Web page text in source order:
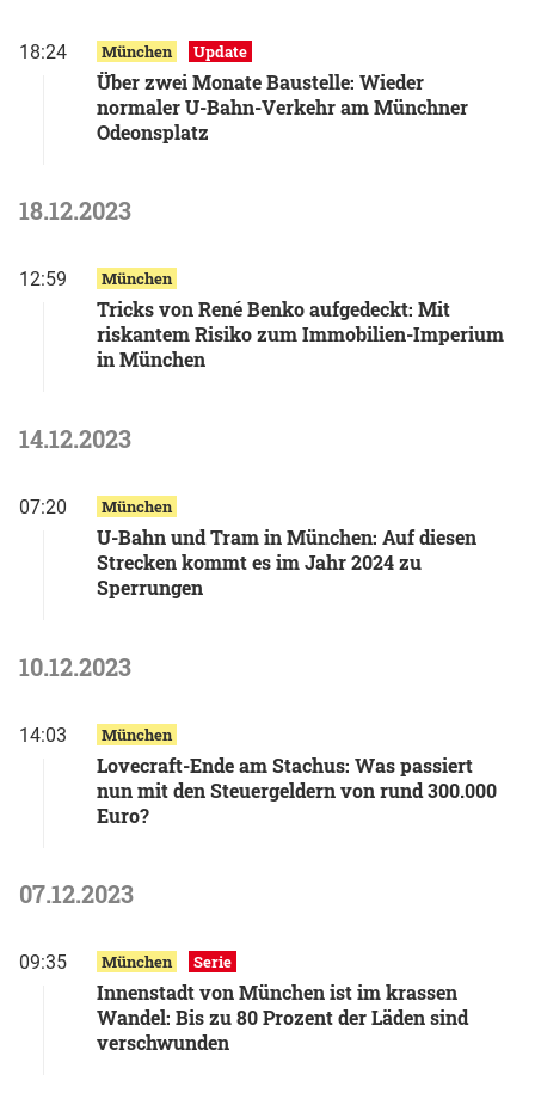
18:24 München Update
Über zwei Monate Baustelle: Wieder
normaler U-Bahn-Verkehr am Münchner
Odeonsplatz
18.12.2023
12:59 München
Tricks von René Benko aufgedeckt: Mit
riskantem Risiko zum Immobilien-Imperium
in München
14.12.2023
07:20 München
U-Bahn und Tram in München: Auf diesen
Strecken kommt es im Jahr 2024 zu
Sperrungen
10.12.2023
14:03 München
Lovecraft-Ende am Stachus: Was passiert
nun mit den Steuergeldern von rund 300.000
Euro?
07.12.2023
09:35 München Serie
Innenstadt von München ist im krassen
Wandel: Bis zu 80 Prozent der Läden sind
verschwunden